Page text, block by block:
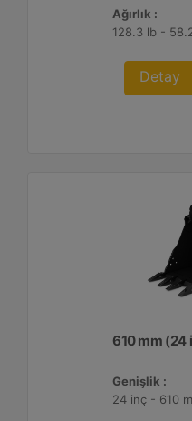
Ağırlık :
128.3 lb -
Detay
610 mm (24
Genişlik :
24 inç - 610